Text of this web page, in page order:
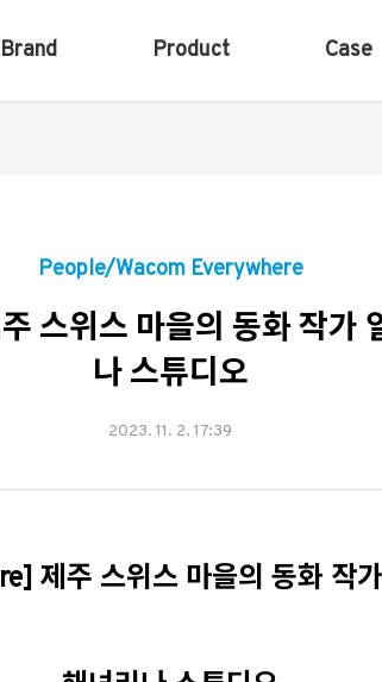
Brand Product Case
People/Wacom Everywhere
스위스 마을의 동화 작가
나 스튜디오
2023. 11. 2. 17:39
제주 스위스 마을의 동화 작